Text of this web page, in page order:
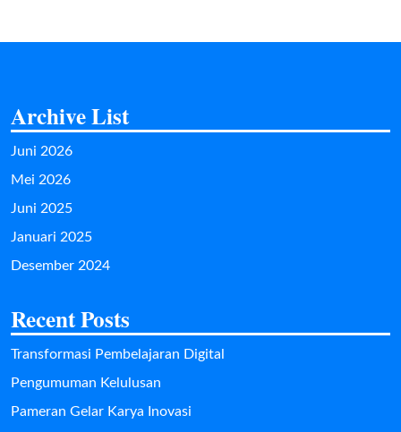
Archive List
Juni 2026
Mei 2026
Juni 2025
Januari 2025
Desember 2024
Recent Posts
Transformasi Pembelajaran Digital
Pengumuman Kelulusan
Pameran Gelar Karya Inovasi